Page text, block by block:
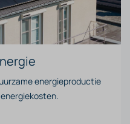
energieproductie